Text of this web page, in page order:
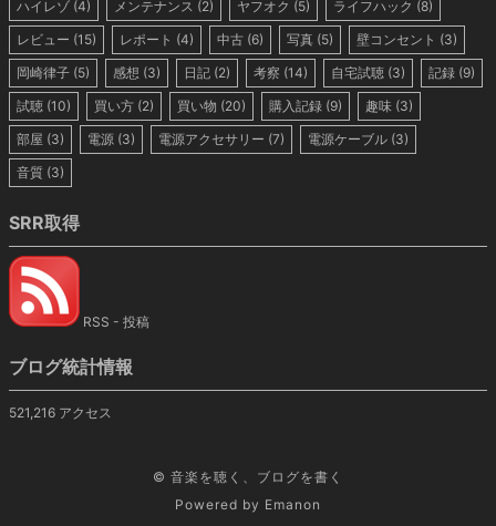
ハイレゾ (4) メンテナンス (2) ヤフオク (5) ライフハック (8)
レビュー (15) レポート (4) 中古 (6) 写真 (5) 壁コンセント (3)
岡崎律子 (5) 感想 (3) 日記 (2) 考察 (14) 自宅試聴 (3) 記録 (9)
試聴 (10) 買い方 (2) 買い物 (20) 購入記録 (9) 趣味 (3)
部屋 (3) 電源 (3) 電源アクセサリー (7) 電源ケーブル (3)
音質 (3)
SRR取得
RSS - 投稿
ブログ統計情報
521,216 アクセス
© 音楽を聴く、ブログを書く
Powered by Emanon